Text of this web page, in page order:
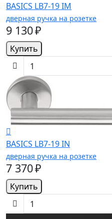
BASICS LB7-19 IM
дверная ручка на розетке
9 130 ₽
Купить
BASICS LB7-19 IN
дверная ручка на розетке
7 370 ₽
Купить